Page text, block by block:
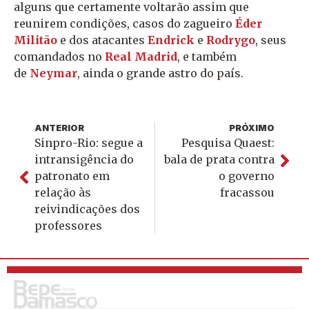
alguns que certamente voltarão assim que
reunirem condições, casos do zagueiro Éder
Militão e dos atacantes Endrick e Rodrygo, seus
comandados no Real Madrid, e também
de Neymar, ainda o grande astro do país.
ANTERIOR
Sinpro-Rio: segue a
intransigência do
patronato em
relação às
reivindicações dos
professores
PRÓXIMO
Pesquisa Quaest:
bala de prata contra
o governo
fracassou